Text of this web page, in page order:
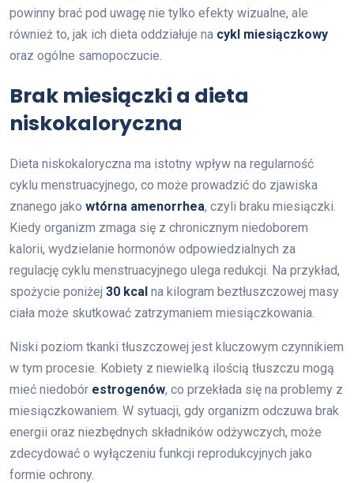
powinny brać pod uwagę nie tylko efekty wizualne, ale
również to, jak ich dieta oddziałuje na cykl miesiączkowy
oraz ogólne samopoczucie.
Brak miesiączki a dieta
niskokaloryczna
Dieta niskokaloryczna ma istotny wpływ na regularność
cyklu menstruacyjnego, co może prowadzić do zjawiska
znanego jako wtórna amenorrhea, czyli braku miesiączki.
Kiedy organizm zmaga się z chronicznym niedoborem
kalorii, wydzielanie hormonów odpowiedzialnych za
regulację cyklu menstruacyjnego ulega redukcji. Na przykład,
spożycie poniżej 30 kcal na kilogram beztłuszczowej masy
ciała może skutkować zatrzymaniem miesiączkowania.
Niski poziom tkanki tłuszczowej jest kluczowym czynnikiem
w tym procesie. Kobiety z niewielką ilością tłuszczu mogą
mieć niedobór estrogenów, co przekłada się na problemy z
miesiączkowaniem. W sytuacji, gdy organizm odczuwa brak
energii oraz niezbędnych składników odżywczych, może
zdecydować o wyłączeniu funkcji reprodukcyjnych jako
formie ochrony.